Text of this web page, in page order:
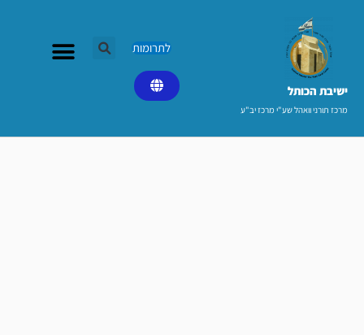
ישיבת הכותל​
מרכז תורני וואהל שע"י מרכז יב"ע
לתרומות